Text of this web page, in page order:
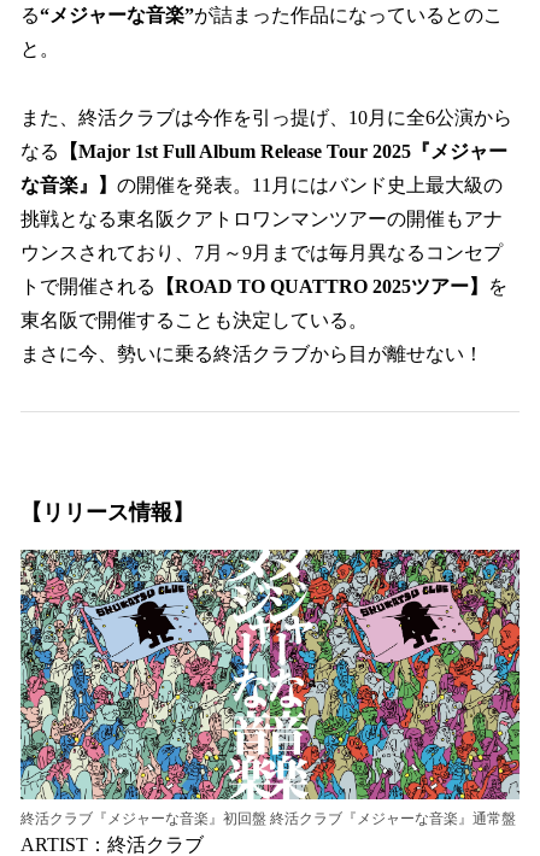
る“メジャーな音楽”が詰まった作品になっているとのこ
と。
また、終活クラブは今作を引っ提げ、10月に全6公演から
なる
【Major 1st Full Album Release Tour 2025『メジャー
な音楽』】 の開催を発表。11月にはバンド史上最大級の
挑戦となる東名阪クアトロワンマンツアーの開催もアナ
ウンスされており、7月～9月までは毎月異なるコンセプ
トで開催される
【ROAD TO QUATTRO 2025ツアー】
を
東名阪で開催することも決定している。
まさに今、勢いに乗る終活クラブから目が離せない！
【リリース情報】
終活クラブ『メジャーな音楽』初回盤 終活クラブ『メジャーな音楽』通常盤
ARTIST：終活クラブ